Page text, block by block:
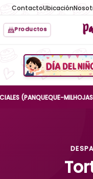
ContactoUbicación
Productos
Boton
(PANQUEQUE-MILHOJAS-